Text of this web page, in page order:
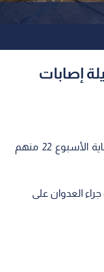
إصابات
جيش الاحتلال: إصابة 33 عسكريا خلال نهاية الأسبوع 22 منهم
جراء العدوان على